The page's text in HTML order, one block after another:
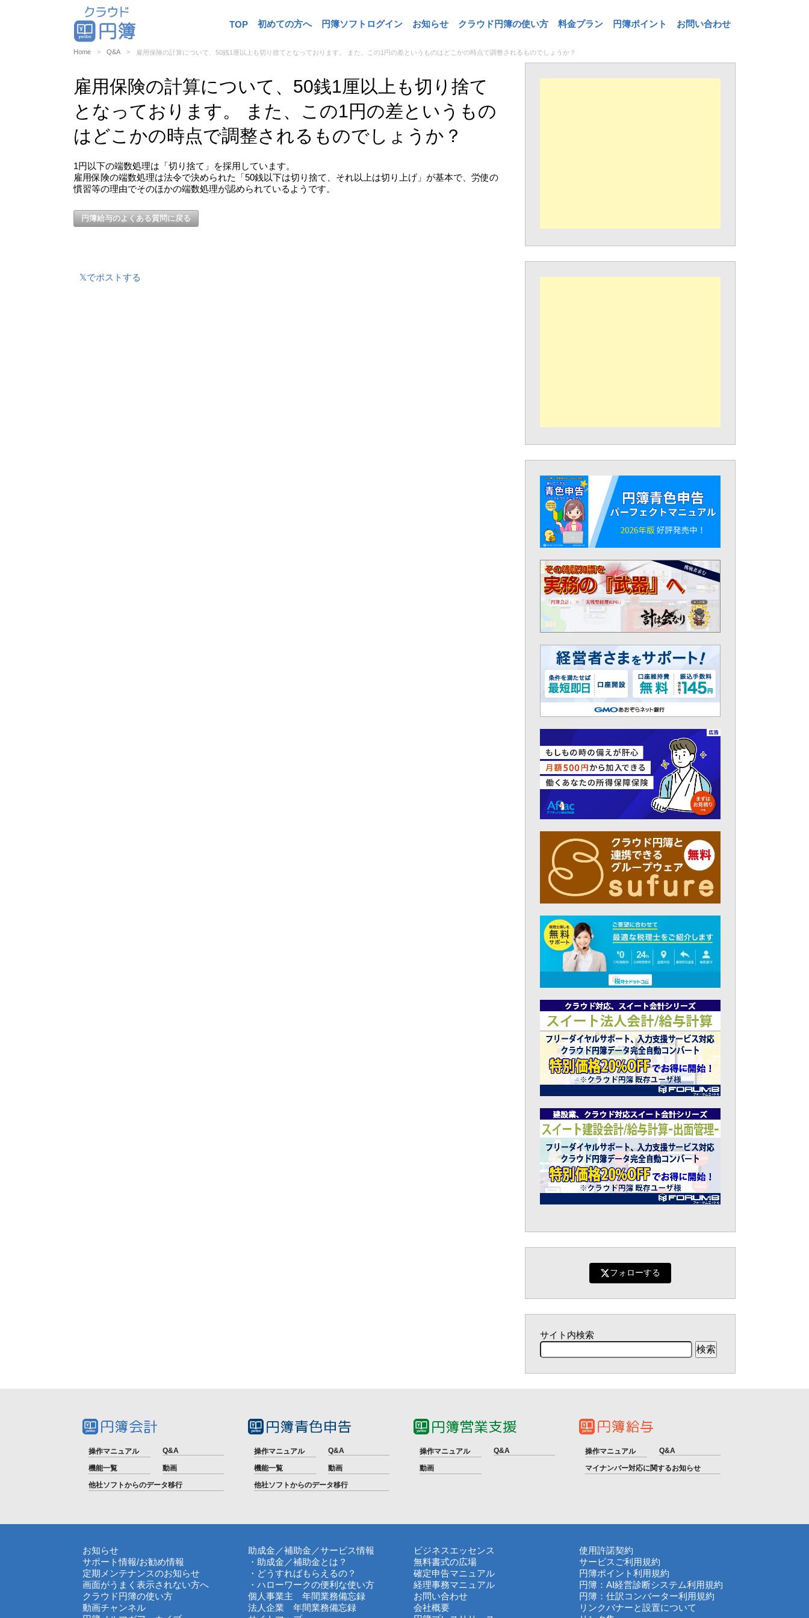
TOP 初めての方へ 円簿ソフトログイン お知らせ クラウド円簿の使い方 料金プラン 円簿ポイント お問い合わせ
Home Q&A 雇用保険の計算について、50銭1厘以上も切り捨てとなっております。 また、この1円の差というものはどこかの時点で調整されるものでしょうか？
雇用保険の計算について、50銭1厘以上も切り捨て
となっております。 また、この1円の差というもの
はどこかの時点で調整されるものでしょうか？
1円以下の端数処理は「切り捨て」を採用しています。
雇用保険の端数処理は法令で決められた「50銭以下は切り捨て、それ以上は切り上げ」が基本で、労使の
慣習等の理由でそのほかの端数処理が認められているようです。
円簿給与のよくある質問に戻る
𝕏でポストする
フォローする
サイト内検索
操作マニュアル Q&A
機能一覧
動画
他社ソフトからのデータ移行
操作マニュアル Q&A
機能一覧
動画
他社ソフトからのデータ移行
操作マニュアル Q&A
動画
操作マニュアル Q&A
マイナンバー対応に関するお知らせ
お知らせ
サポート情報/お勧め情報
定期メンテナンスのお知らせ
画面がうまく表示されない方へ
クラウド円簿の使い方
動画チャンネル
助成金／補助金／サービス情報
・助成金／補助金とは？
・どうすればもらえるの？
・ハローワークの便利な使い方
個人事業主 年間業務備忘録
法人企業 年間業務備忘録
ビジネスエッセンス
無料書式の広場
確定申告マニュアル
経理事務マニュアル
お問い合わせ
会社概要
使用許諾契約
サービスご利用規約
円簿ポイント利用規約
円簿：AI経営診断システム利用規約
円簿：仕訳コンバーター利用規約
リンクバナーと設置について